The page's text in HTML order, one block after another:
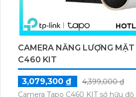
CAMERA NĂNG LƯỢNG
C460 KIT
3,079,300 ₫
4,399,000 ₫
Camera Tapo C460 KIT sở hữu